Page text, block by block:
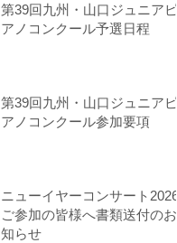
第39回九州・山口ジュニアピ
アノコンクール予選日程
第39回九州・山口ジュニアピ
アノコンクール参加要項
ニューイヤーコンサート2026
ご参加の皆様へ書類送付のお
知らせ